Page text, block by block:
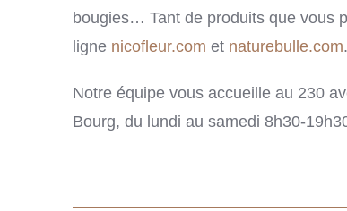
bougies… Tant de produits que vous
ligne nicofleur.com et naturebulle.com.
Notre équipe vous accueille au 230
Bourg, du lundi au samedi 8h30-